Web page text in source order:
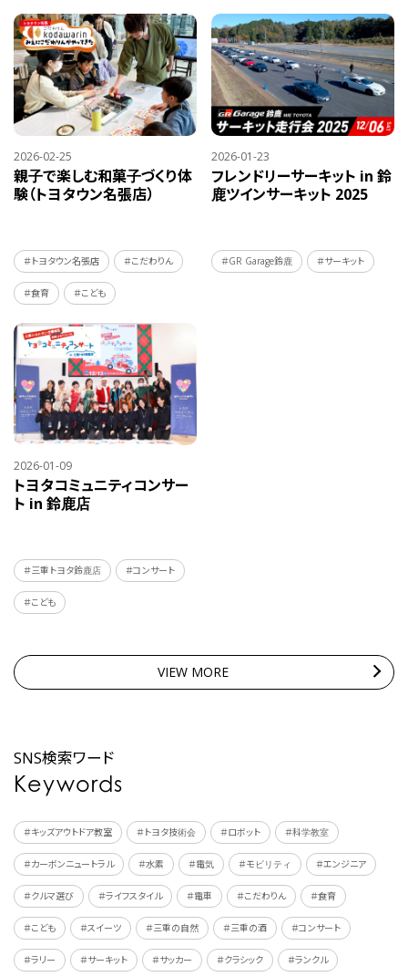
2026-02-25
親子で楽しむ和菓子づくり体
験（トヨタウン名張店）
＃トヨタウン名張店 ＃こだわりん
＃食育 ＃こども
2026-01-23
フレンドリーサーキット in 鈴
鹿ツインサーキット 2025
＃GR Garage鈴鹿 ＃サーキット
2026-01-09
トヨタコミュニティコンサー
ト in 鈴鹿店
＃三重トヨタ鈴鹿店 ＃コンサート
＃こども
VIEW MORE
SNS検索ワード
Keywords
＃キッズアウトドア教室 ＃トヨタ技術会 ＃ロボット ＃科学教室
＃カーボンニュートラル ＃水素 ＃電気 ＃モビリティ ＃エンジニア
＃クルマ選び ＃ライフスタイル ＃電車 ＃こだわりん ＃食育
＃こども ＃スイーツ ＃三重の自然 ＃三重の酒 ＃コンサート
＃ラリー ＃サーキット ＃サッカー ＃クラシック ＃ランクル